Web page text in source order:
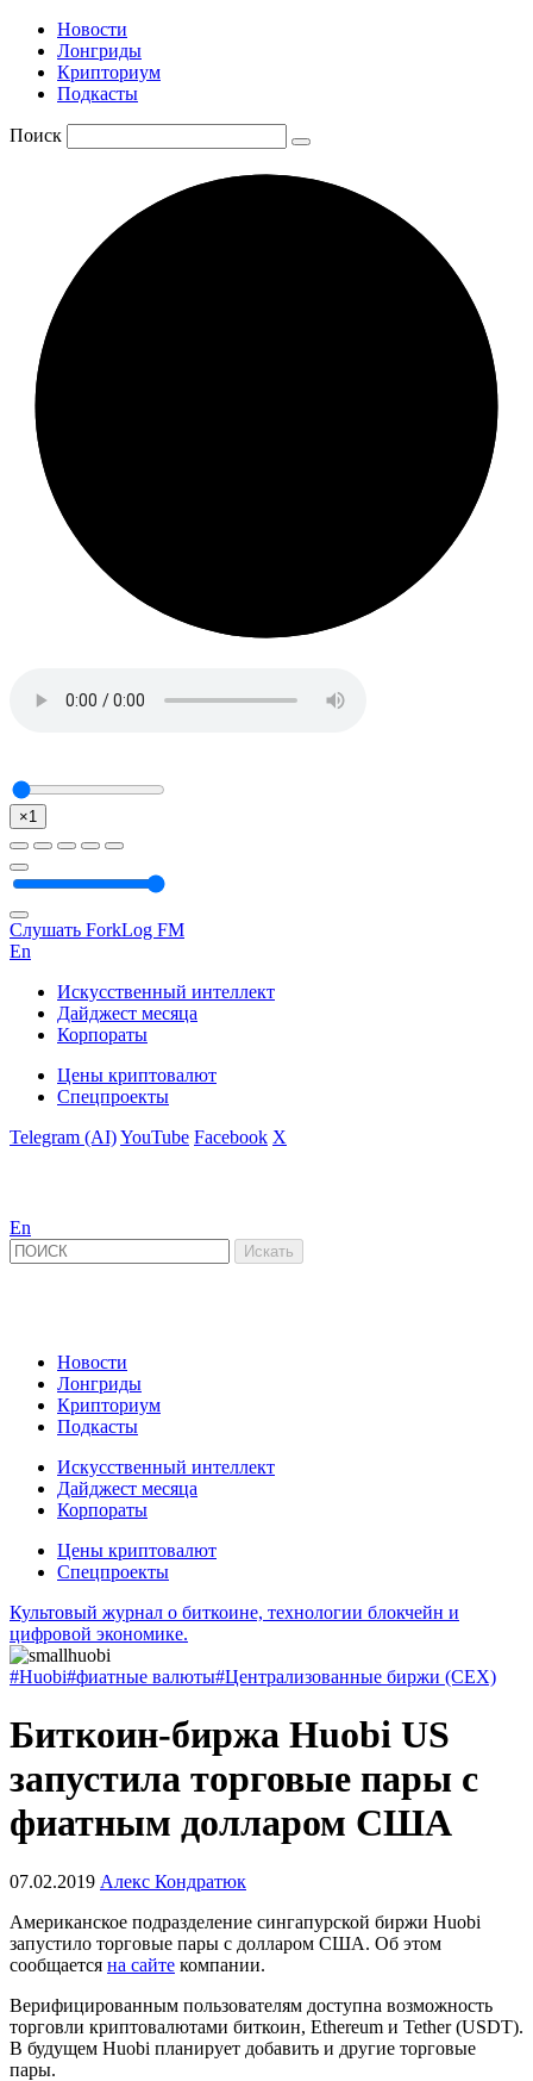
Новости
Лонгриды
Крипториум
Подкасты
Поиск
×1
Слушать ForkLog FM
En
Искусственный интеллект
Дайджест месяца
Корпораты
Цены криптовалют
Спецпроекты
Telegram (AI)YouTube Facebook X
En
Новости
Лонгриды
Крипториум
Подкасты
Искусственный интеллект
Дайджест месяца
Корпораты
Цены криптовалют
Спецпроекты
Культовый журнал о биткоине, технологии блокчейн и
цифровой экономике.
#Huobi#фиатные валюты#Централизованные биржи (CEX)
Биткоин-биржа Huobi US
запустила торговые пары с
фиатным долларом США
07.02.2019 Алекс Кондратюк
Американское подразделение сингапурской биржи Huobi
запустило торговые пары с долларом США. Об этом
сообщается на сайте компании.
Верифицированным пользователям доступна возможность
торговли криптовалютами биткоин, Ethereum и Tether (USDT).
В будущем Huobi планирует добавить и другие торговые
пары.